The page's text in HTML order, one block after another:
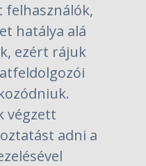
felhasználók,
hatálya alá
ezért rájuk
végzett
adni a